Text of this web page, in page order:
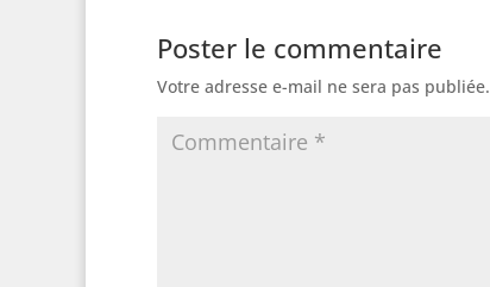
Poster le commentaire
Votre adresse e-mail ne sera pas publiée.